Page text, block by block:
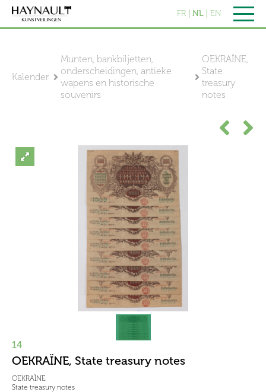
FR NL EN
Kalender
Munten, bankbiljetten,
onderscheidingen, antieke
wapens en historische
souvenirs
OEKRAÏNE,
State
treasury
notes
14
OEKRAÏNE, State treasury notes
OEKRAÏNE
State treasury notes